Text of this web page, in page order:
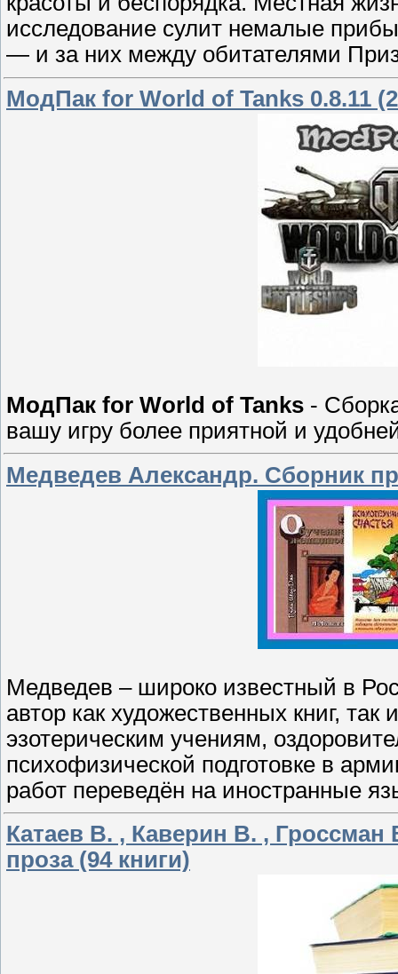
исследование сулит немалые
— и за них между обитателями
МодПак for World of Tanks 0.8.11
МодПак for World of Tanks -
вашу игру более приятной и
Медведев Александр. Сборник
Медведев – широко известный в
автор как художественных книг,
эзотерическим учениям,
психофизической подготовке в
работ переведён на иностранные
Катаев В. , Каверин В. , Гроссман
проза (94 книги)